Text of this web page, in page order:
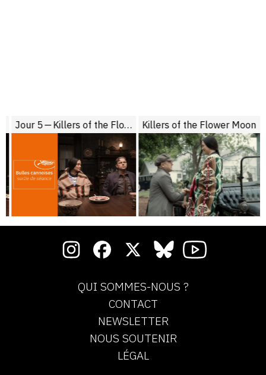
Jour 5 — Killers of the Flower Moon Killers of the Flower Moon
QUI SOMMES-NOUS ?
CONTACT
NEWSLETTER
NOUS SOUTENIR
LÉGAL